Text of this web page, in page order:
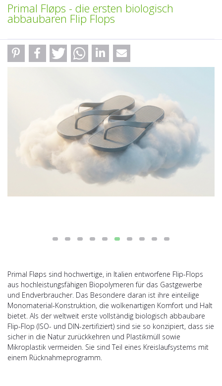
Primal Fløps - die ersten biologisch
abbaubaren Flip Flops
Primal Fløps sind hochwertige, in Italien entworfene Flip-Flops
aus hochleistungsfähigen Biopolymeren für das Gastgewerbe
und Endverbraucher. Das Besondere daran ist ihre einteilige
Monomaterial-Konstruktion, die wolkenartigen Komfort und Halt
bietet. Als der weltweit erste vollständig biologisch abbaubare
Flip-Flop (ISO- und DIN-zertifiziert) sind sie so konzipiert, dass sie
sicher in die Natur zurückkehren und Plastikmüll sowie
Mikroplastik vermeiden. Sie sind Teil eines Kreislaufsystems mit
einem Rücknahmeprogramm.